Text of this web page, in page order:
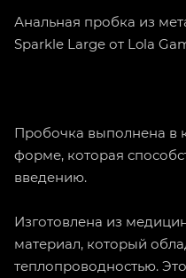
Анальная пробка из
Sparkle Large от Lola
Пробочка выполнена в
форме, которая
введению.
Изготовлена из
материал, который
теплопроводностью.